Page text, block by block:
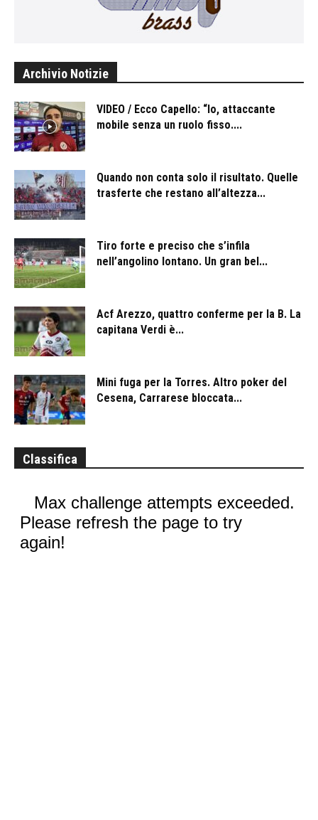
Archivio Notizie
VIDEO / Ecco Capello: “Io, attaccante
mobile senza un ruolo fisso....
Quando non conta solo il risultato. Quelle
trasferte che restano all’altezza...
Tiro forte e preciso che s’infila
nell’angolino lontano. Un gran bel...
Acf Arezzo, quattro conferme per la B. La
capitana Verdi è...
Mini fuga per la Torres. Altro poker del
Cesena, Carrarese bloccata...
Classifica